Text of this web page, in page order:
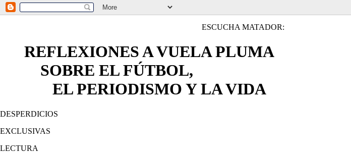
ESCUCHA MATADOR:
REFLEXIONES A VUELA PLUMA
SOBRE EL FÚTBOL,
EL PERIODISMO Y LA VIDA
DESPERDICIOS
EXCLUSIVAS
LECTURA